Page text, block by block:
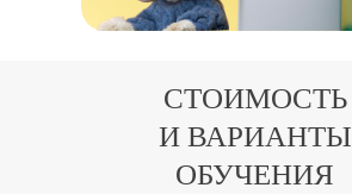
СТОИМОСТЬ
И ВАРИАНТЫ
ОБУЧЕНИЯ